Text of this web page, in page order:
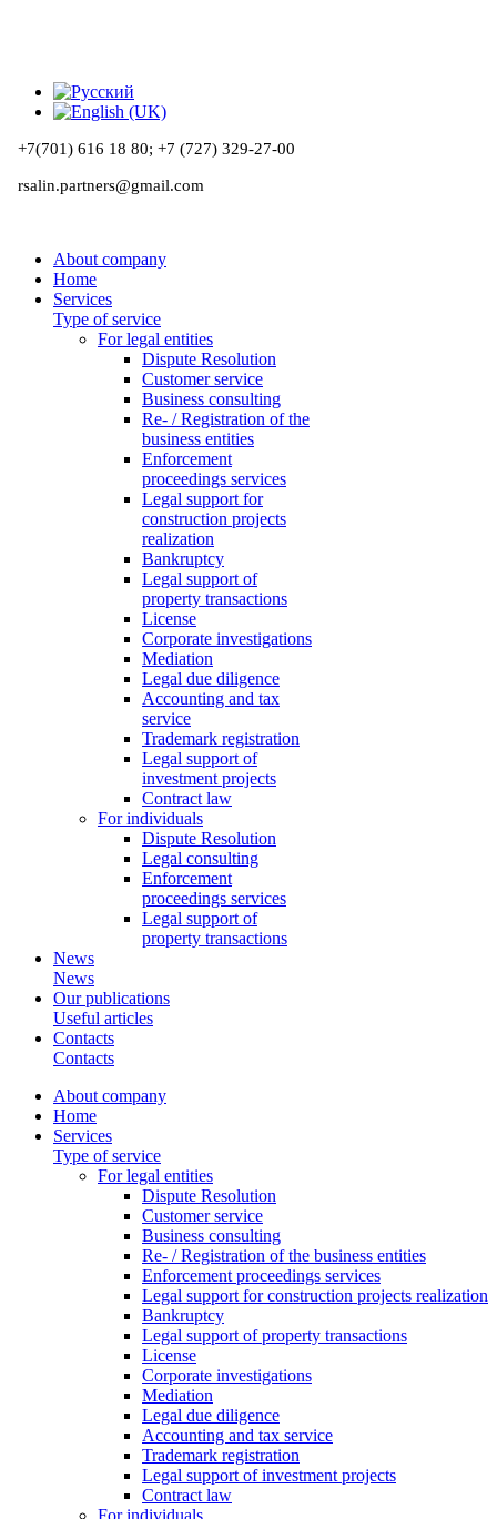
+7(701) 616 18 80; +7 (727) 329-27-00
rsalin.partners@gmail.com
About company
Home
Services
Type of service
For legal entities
Dispute Resolution
Customer service
Business consulting
Re- / Registration of the
business entities
Enforcement
proceedings services
Legal support for
construction projects
realization
Bankruptcy
Legal support of
property transactions
License
Corporate investigations
Mediation
Legal due diligence
Accounting and tax
service
Trademark registration
Legal support of
investment projects
Contract law
For individuals
Dispute Resolution
Legal consulting
Enforcement
proceedings services
Legal support of
property transactions
News
News
Our publications
Useful articles
Contacts
Contacts
About company
Home
Services
Type of service
For legal entities
Dispute Resolution
Customer service
Business consulting
Re- / Registration of the business entities
Enforcement proceedings services
Legal support for construction projects realization
Bankruptcy
Legal support of property transactions
License
Corporate investigations
Mediation
Legal due diligence
Accounting and tax service
Trademark registration
Legal support of investment projects
Contract law
For individuals